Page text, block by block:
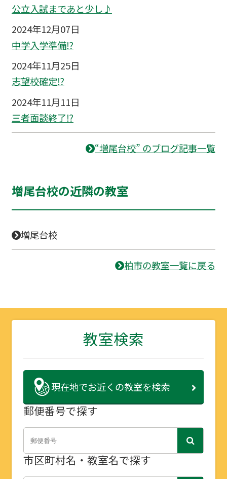
公立入試まであと少し♪
2024年12月07日
中学入学準備⁉
2024年11月25日
志望校確定⁉
2024年11月11日
三者面談終了⁉
“増尾台校” のブログ記事一覧
増尾台校の近隣の教室
増尾台校
柏市の教室一覧に戻る
教室検索
現在地でお近くの教室を検索
郵便番号で探す
市区町村名・教室名で探す